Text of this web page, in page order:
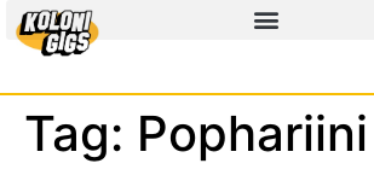
Tag: Pophariini